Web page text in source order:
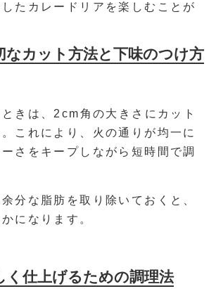
たカレードリアを楽しむことが
なカット方法と下味のつけ方
きは、2cm角の大きさにカット
これにより、火の通りが均一に
さをキープしながら短時間で調
分な脂肪を取り除いておくと、
になります。
く仕上げるための調理法